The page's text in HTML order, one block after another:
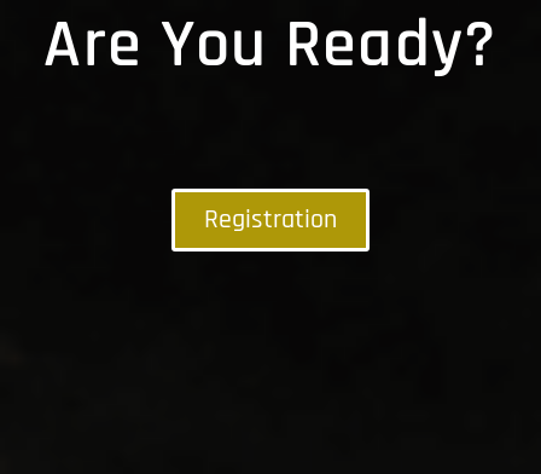
Are You Ready?
Registration